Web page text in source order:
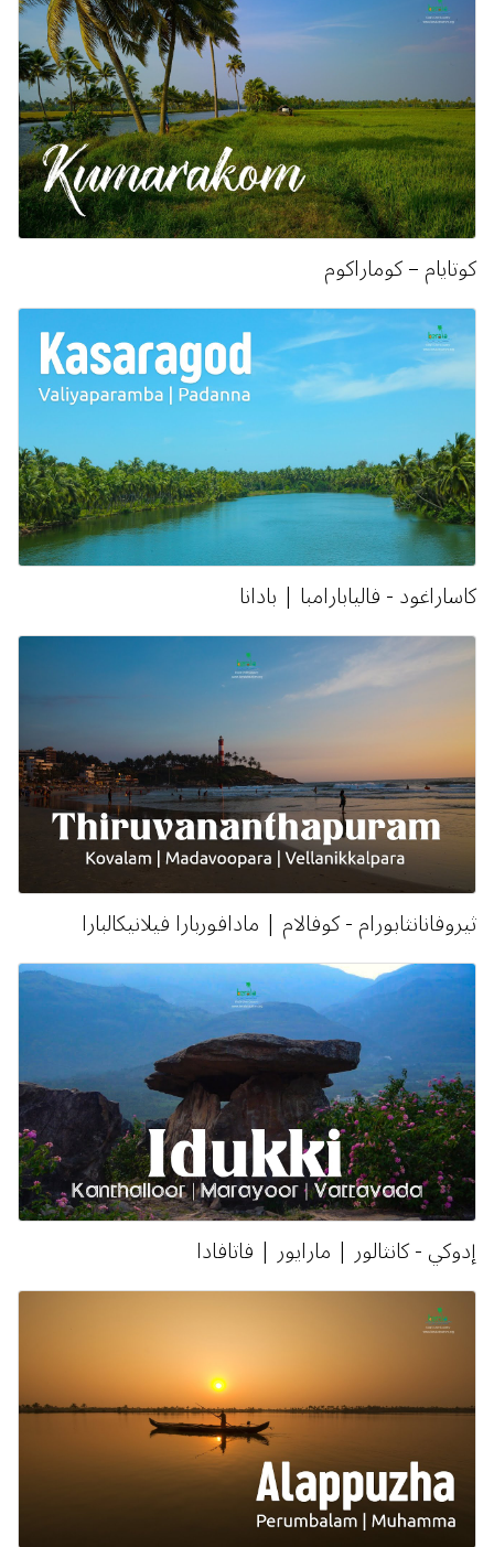
كوتايام – كوماراكوم
كاساراغود - فاليابارامبا | بادانا
ثيروفانانثابورام - كوفالام | مادافوربارا فيلانيكالبارا
إدوكي - كانثالور | مارايور | فاتافادا